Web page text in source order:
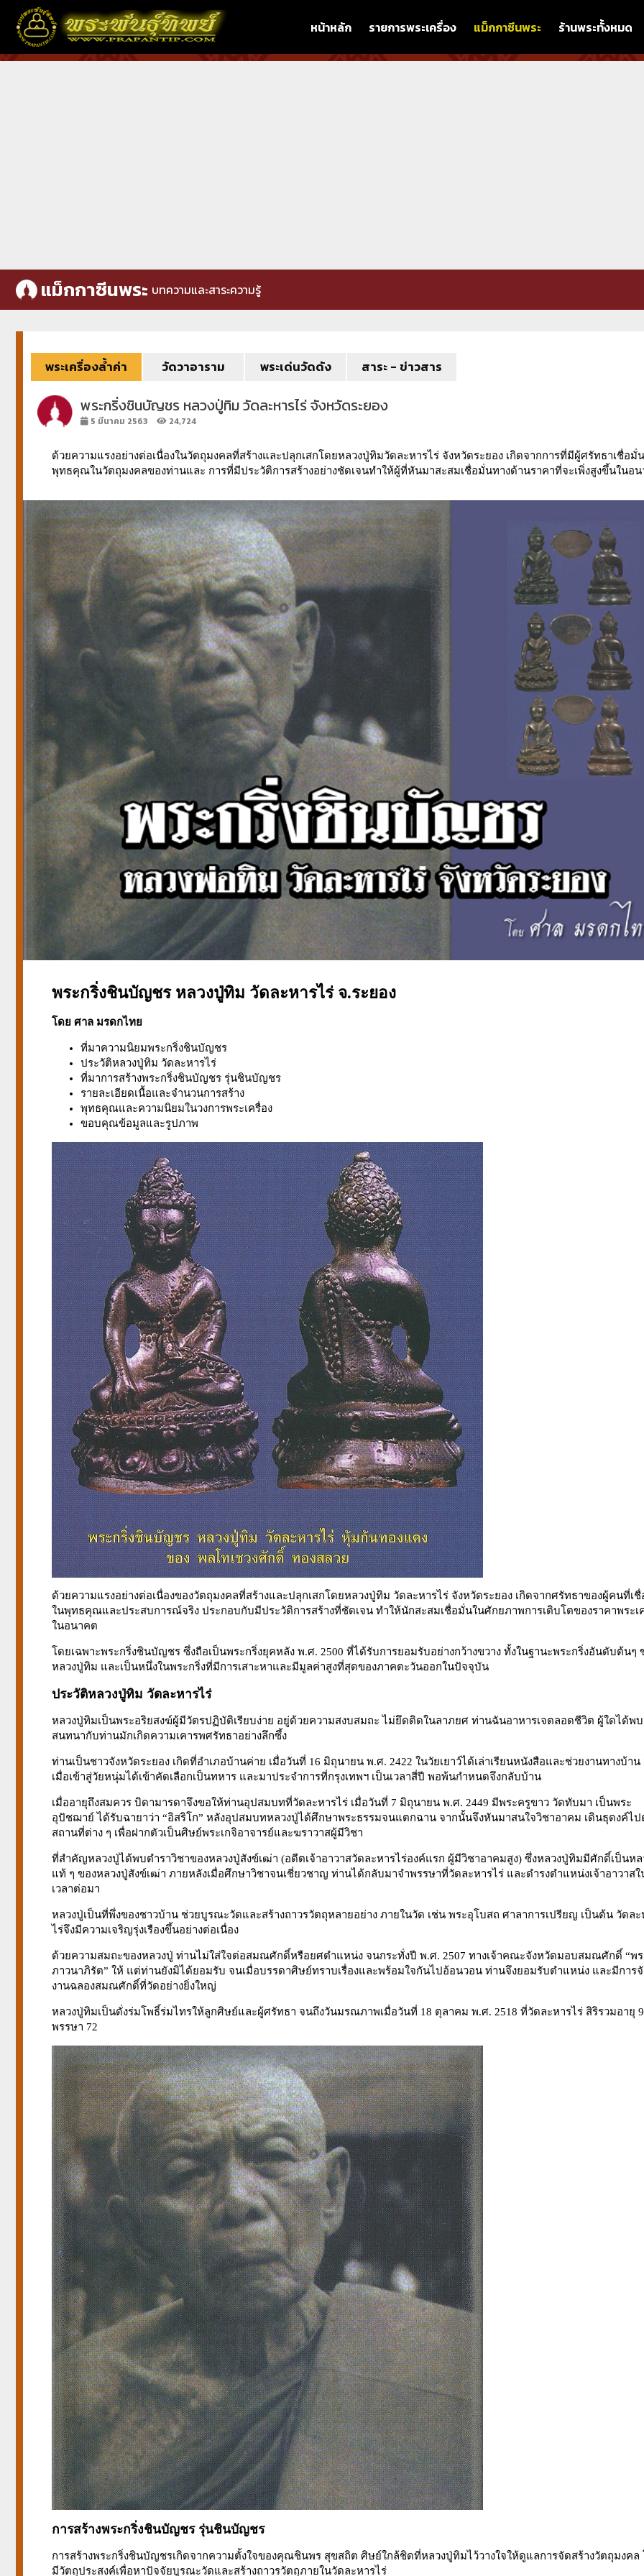
หน้าหลัก รายการพระเครื่อง แม็กกาซีนพระ ร้านพระทั้งหมด
แม็กกาซีนพระ บทความและสาระความรู้
พระเครื่องล้ำค่า วัดวาอาราม พระเด่นวัดดัง สาระ - ข่าวสาร
พระกริ่งชินบัญชร หลวงปู่ทิม วัดละหารไร่ จังหวัดระยอง
5 มีนาคม 2563 24,724
ด้วยความแรงอย่างต่อเนื่องในวัตถุมงคลที่สร้างและปลุกเสกโดยหลวงปู่ทิมวัดละหารไร่ จังหวัดระยอง เกิดจากการที่มีผู้ศรัทธาเชื่อมั่
พุทธคุณในวัตถุมงคลของท่านและ การที่มีประวัติการสร้างอย่างชัดเจนทำให้ผู้ที่หันมาสะสมเชื่อมั่นทางด้านราคาที่จะเพิ่งสูงขึ้นในอ
พระกริ่งชินบัญชร หลวงปู่ทิม วัดละหารไร่ จ.ระยอง
โดย ศาล มรดกไทย
ที่มาความนิยมพระกริ่งชินบัญชร
ประวัติหลวงปู่ทิม วัดละหารไร่
ที่มาการสร้างพระกริ่งชินบัญชร รุ่นชินบัญชร
รายละเอียดเนื้อและจำนวนการสร้าง
พุทธคุณและความนิยมในวงการพระเครื่อง
ขอบคุณข้อมูลและรูปภาพ
ด้วยความแรงอย่างต่อเนื่องของวัตถุมงคลที่สร้างและปลุกเสกโดยหลวงปู่ทิม วัดละหารไร่ จังหวัดระยอง เกิดจากศรัทธาของผู้คนที่เ
ในพุทธคุณและประสบการณ์จริง ประกอบกับมีประวัติการสร้างที่ชัดเจน ทำให้นักสะสมเชื่อมั่นในศักยภาพการเติบโตของราคาพระเ
ในอนาคต
โดยเฉพาะพระกริ่งชินบัญชร ซึ่งถือเป็นพระกริ่งยุคหลัง พ.ศ. 2500 ที่ได้รับการยอมรับอย่างกว้างขวาง ทั้งในฐานะพระกริ่งอันดับต้นๆ
หลวงปู่ทิม และเป็นหนึ่งในพระกริ่งที่มีการเสาะหาและมีมูลค่าสูงที่สุดของภาคตะวันออกในปัจจุบัน
ประวัติหลวงปู่ทิม วัดละหารไร่
หลวงปู่ทิมเป็นพระอริยสงฆ์ผู้มีวัตรปฏิบัติเรียบง่าย อยู่ด้วยความสงบสมถะ ไม่ยึดติดในลาภยศ ท่านฉันอาหารเจตลอดชีวิต ผู้ใดได้พ
สนทนากับท่านมักเกิดความเคารพศรัทธาอย่างลึกซึ้ง
ท่านเป็นชาวจังหวัดระยอง เกิดที่อำเภอบ้านค่าย เมื่อวันที่ 16 มิถุนายน พ.ศ. 2422 ในวัยเยาว์ได้เล่าเรียนหนังสือและช่วยงานทางบ้าน
เมื่อเข้าสู่วัยหนุ่มได้เข้าคัดเลือกเป็นทหาร และมาประจำการที่กรุงเทพฯ เป็นเวลาสี่ปี พอพ้นกำหนดจึงกลับบ้าน
เมื่ออายุถึงสมควร บิดามารดาจึงขอให้ท่านอุปสมบทที่วัดละหารไร่ เมื่อวันที่ 7 มิถุนายน พ.ศ. 2449 มีพระครูขาว วัดทับมา เป็นพระ
อุปัชฌาย์ ได้รับฉายาว่า “อิสริโก” หลังอุปสมบทหลวงปู่ได้ศึกษาพระธรรมจนแตกฉาน จากนั้นจึงหันมาสนใจวิชาอาคม เดินธุดงค์ไป
สถานที่ต่าง ๆ เพื่อฝากตัวเป็นศิษย์พระเกจิอาจารย์และฆราวาสผู้มีวิชา
ที่สำคัญหลวงปู่ได้พบตำราวิชาของหลวงปู่สังข์เฒ่า (อดีตเจ้าอาวาสวัดละหารไร่องค์แรก ผู้มีวิชาอาคมสูง) ซึ่งหลวงปู่ทิมมีศักดิ์เป็นห
แท้ ๆ ของหลวงปู่สังข์เฒ่า ภายหลังเมื่อศึกษาวิชาจนเชี่ยวชาญ ท่านได้กลับมาจำพรรษาที่วัดละหารไร่ และดำรงตำแหน่งเจ้าอาวาสใ
เวลาต่อมา
หลวงปู่เป็นที่พึ่งของชาวบ้าน ช่วยบูรณะวัดและสร้างถาวรวัตถุหลายอย่าง ภายในวัด เช่น พระอุโบสถ ศาลาการเปรียญ เป็นต้น วัดละ
ไร่จึงมีความเจริญรุ่งเรืองขึ้นอย่างต่อเนื่อง
ด้วยความสมถะของหลวงปู่ ท่านไม่ใส่ใจต่อสมณศักดิ์หรือยศตำแหน่ง จนกระทั่งปี พ.ศ. 2507 ทางเจ้าคณะจังหวัดมอบสมณศักดิ์ “พ
ภาวนาภิรัต” ให้ แต่ท่านยังมิได้ยอมรับ จนเมื่อบรรดาศิษย์ทราบเรื่องและพร้อมใจกันไปอ้อนวอน ท่านจึงยอมรับตำแหน่ง และมีการ
งานฉลองสมณศักดิ์ที่วัดอย่างยิ่งใหญ่
หลวงปู่ทิมเป็นดั่งร่มโพธิ์ร่มไทรให้ลูกศิษย์และผู้ศรัทธา จนถึงวันมรณภาพเมื่อวันที่ 18 ตุลาคม พ.ศ. 2518 ที่วัดละหารไร่ สิริรวมอายุ
พรรษา 72
การสร้างพระกริ่งชินบัญชร รุ่นชินบัญชร
การสร้างพระกริ่งชินบัญชรเกิดจากความตั้งใจของคุณชินพร สุขสถิต ศิษย์ใกล้ชิดที่หลวงปู่ทิมไว้วางใจให้ดูแลการจัดสร้างวัตถุมงคล
มีวัตถุประสงค์เพื่อหาปัจจัยบูรณะวัดและสร้างถาวรวัตถุภายในวัดละหารไร่